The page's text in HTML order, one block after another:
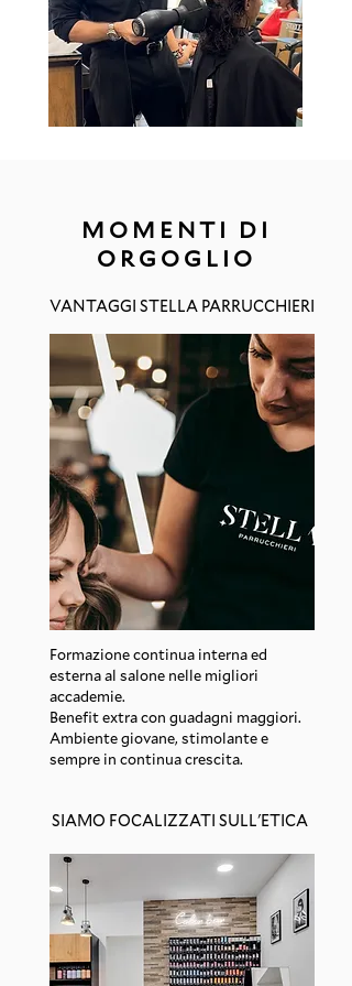
MOMENTI DI
ORGOGLIO
VANTAGGI STELLA PARRUCCHIERI
Formazione continua interna ed
esterna al salone nelle migliori
accademie.
Benefit extra con guadagni maggiori.
Ambiente giovane, stimolante e
sempre in continua crescita.
SIAMO FOCALIZZATI SULL'ETICA